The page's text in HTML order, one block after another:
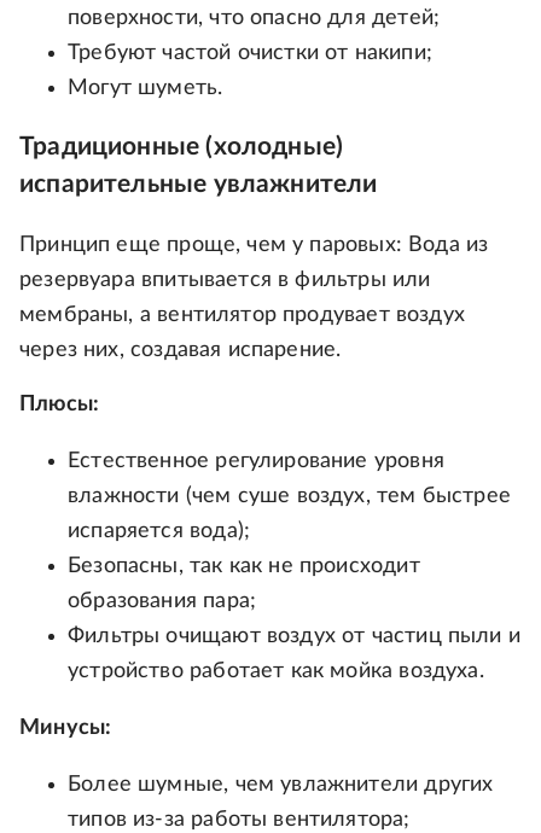
поверхности, что опасно для детей;
Требуют частой очистки от накипи;
Могут шуметь.
Традиционные (холодные)
испарительные увлажнители
Принцип еще проще, чем у паровых: Вода из
резервуара впитывается в фильтры или
мембраны, а вентилятор продувает воздух
через них, создавая испарение.
Плюсы:
Естественное регулирование уровня
влажности (чем суше воздух, тем быстрее
испаряется вода);
Безопасны, так как не происходит
образования пара;
Фильтры очищают воздух от частиц пыли и
устройство работает как мойка воздуха.
Минусы:
Более шумные, чем увлажнители других
типов из-за работы вентилятора;